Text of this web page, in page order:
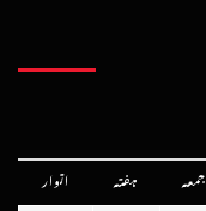
جمعہ ہفتہ اتوار